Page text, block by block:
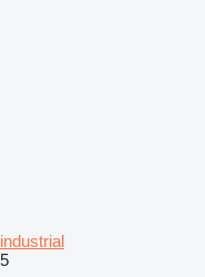
industrial
5